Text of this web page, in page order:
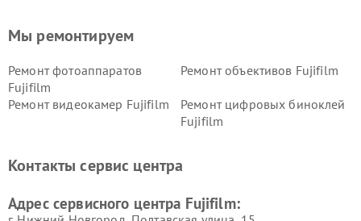
Мы ремонтируем
Ремонт фотоаппаратов
Fujifilm
Ремонт объективов Fujifilm
Ремонт видеокамер Fujifilm
Ремонт цифровых биноклей
Fujifilm
Контакты сервис центра
Адрес сервисного центра Fujifilm: